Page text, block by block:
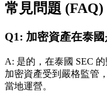
常見問題 (FAQ)
Q1: 加密資產在泰國
A: 是的，在泰國 SEC
加密資產受到嚴格監管
當地運營。